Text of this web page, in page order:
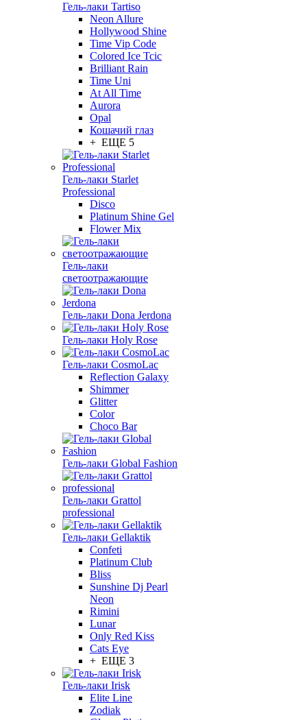
Гель-лаки Tartiso
Neon Allure
Hollywood Shine
Time Vip Code
Colored Ice Tcic
Brilliant Rain
Time Uni
At All Time
Aurora
Opal
Кошачий глаз
+ ЕЩЕ 5
Гель-лаки Starlet
Professional
Disco
Platinum Shine Gel
Flower Mix
Гель-лаки
светоотражающие
Гель-лаки Dona Jerdona
Гель-лаки Holy Rose
Гель-лаки CosmoLac
Reflection Galaxy
Shimmer
Glitter
Color
Choco Bar
Гель-лаки Global Fashion
Гель-лаки Grattol
professional
Гель-лаки Gellaktik
Confeti
Platinum Club
Bliss
Sunshine Dj Pearl
Neon
Rimini
Lunar
Only Red Kiss
Cats Eye
+ ЕЩЕ 3
Гель-лаки Irisk
Elite Line
Zodiak